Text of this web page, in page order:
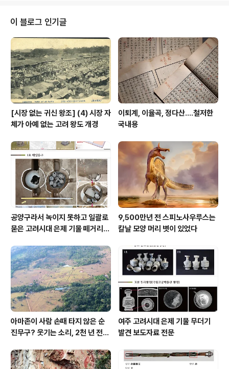
문화의 안목을 떨어뜨리지 말아야 하니 이것이 사대부 집
안의 법도다." 유배지에서 다산 정약용이 아들에게 보낸 편
지 한 구절이다. 원문을 대조하지 않고 누군가의 번역을 옮
긴다. 원문이 없으니 대조가 불가능하다. 다산...요즘 태어
났으면 재빨리 미국으로 날랐을 듯.거기서 원정출산도 했
을 듯 왜 중국이었을까? 그것이 단순한 환..
이 블로그 인기글
[시장 없는 귀신 왕조] (4) 시장 자
체가 아예 없는 고려 왕도 개경
이퇴계, 이율곡, 정다산....철저한
국내용
공양구라서 녹이지 못하고 일괄로
묻은 고려시대 은제 기물 떼거리로
9,500만년 전 스피노사우루스는
칼날 모양 머리 볏이 있었다
아마존이 사람 손때 타지 않은 순
진무구? 웃기는 소리, 2천 년 전에
여주 고려시대 은제 기물 무더기
발견 보도자료 전문